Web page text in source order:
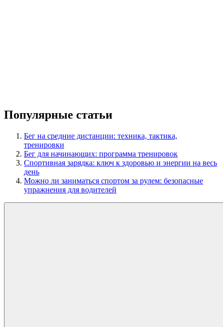
Популярные статьи
Бег на средние дистанции: техника, тактика,
тренировки
Бег для начинающих: программа тренировок
Спортивная зарядка: ключ к здоровью и энергии на весь
день
Можно ли заниматься спортом за рулем: безопасные
упражнения для водителей